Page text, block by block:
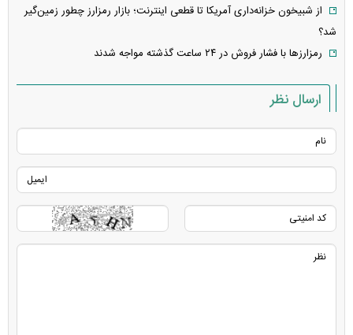
از شبیخون خزانه‌داری آمریکا تا قطعی اینترنت؛ بازار رمزارز چطور زمین‌گیر
شد؟
رمزارزها با فشار فروش در ۲۴ ساعت گذشته مواجه شدند
ارسال نظر